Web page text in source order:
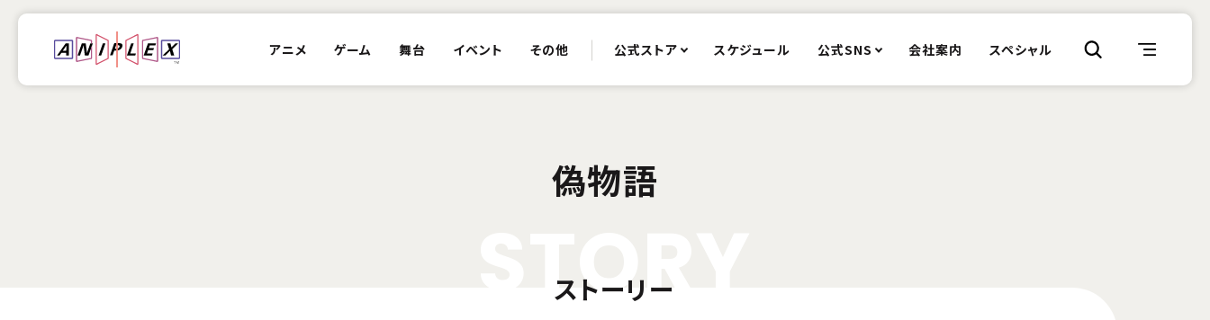
アニメ ゲーム 舞台 イベント その他 公式ストア スケジュール 公式SNS 会社案内 スペシャル
偽物語
TOR
ストーリー